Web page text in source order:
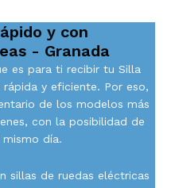
y con
- Granada
es para ti recibir tu Silla
y eficiente. Por eso,
de los modelos más
con la posibilidad de
día.
sillas de ruedas eléctricas